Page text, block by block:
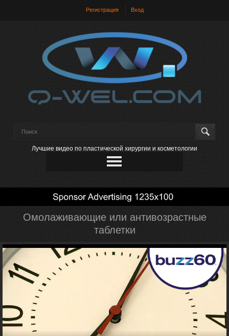
Регистрация Вход
Лучшие видео по пластической хирургии и косметологии
Омолаживающие или антивозрастные
таблетки